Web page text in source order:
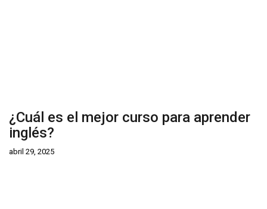
¿Cuál es el mejor curso para aprender
inglés?
abril 29, 2025